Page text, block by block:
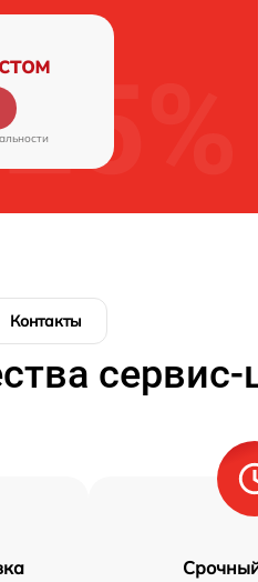
Контакты
сервис-